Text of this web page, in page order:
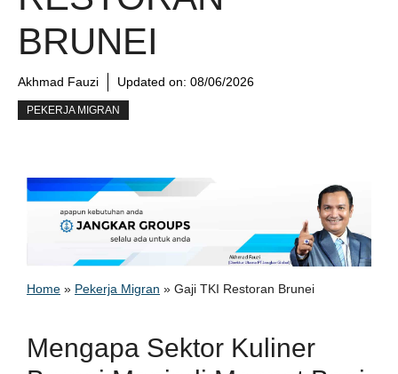
BRUNEI
Akhmad Fauzi Updated on: 08/06/2026
PEKERJA MIGRAN
Home » Pekerja Migran » Gaji TKI Restoran Brunei
Mengapa Sektor Kuliner